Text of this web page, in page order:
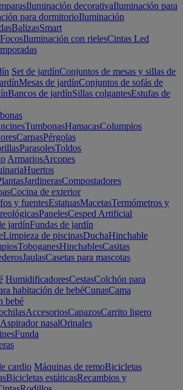
Iluminación decorativaIluminación para
para dormitorioIluminación
BalizasSmart
FocosIluminación con rielesCintas Led
Set de jardínConjuntos de mesas y sillas de
Mesas de jardínConjuntos de sofás de
Bancos de jardínSillas colgantesEstufas de
TumbonasHamacasColumpios
CarpasPérgolas
ParasolesToldos
ArmariosArcones
Huertos
JardinerasCompostadores
Cocina de exterior
y fuentesEstatuasMacetasTermómetros y
PanelesCesped Artificial
jardínFundas de jardín
Limpieza de piscinasDuchaHinchable
ToboganesHinchablesCasitas
JaulasCasetas para mascotas
HumidificadoresCestasColchón para
habitación de bebéCunasCama
bebé
AccesoriosCapazosCarrito ligero
Aspirador nasalOrinales
Funda
cardio Máquinas de remoBicicletas
Bicicletas estáticasRecambios y